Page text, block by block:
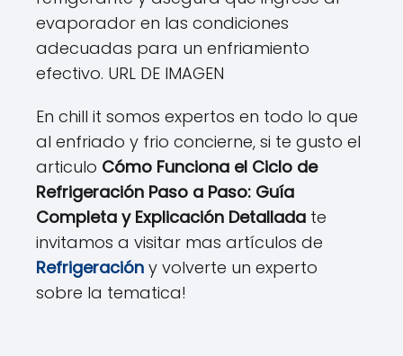
evaporador en las condiciones
adecuadas para un enfriamiento
efectivo. URL DE IMAGEN
En chill it somos expertos en todo lo que
al enfriado y frio concierne, si te gusto el
articulo Cómo Funciona el Ciclo de
Refrigeración Paso a Paso: Guía
Completa y Explicación Detallada te
invitamos a visitar mas artículos de
Refrigeración y volverte un experto
sobre la tematica!